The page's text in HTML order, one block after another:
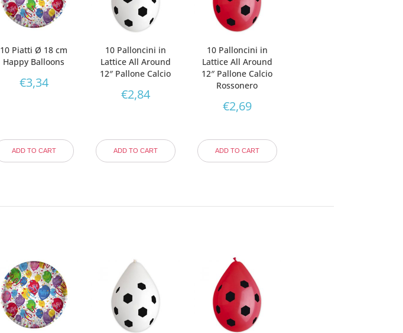
10 Piatti Ø 18 cm
Happy Balloons
€3,34
ADD TO CART
10 Palloncini in
Lattice All Around
12″ Pallone Calcio
€2,84
ADD TO CART
10 Palloncini in
Lattice All Around
12″ Pallone Calcio
Rossonero
€2,69
ADD TO CART